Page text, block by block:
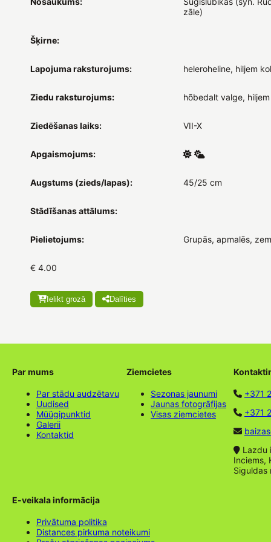
zāle)
Šķirne:
Lapojuma raksturojums: heleroheline, hiljem
Ziedu raksturojums: hõbedalt valge,
Ziedēšanas laiks: VII-X
Apgaismojums:
Augstums (zieds/lapas): 45/25 cm
Stādīšanas attālums:
Pielietojums: Grupās, apmalēs,
€ 4.00
Ielikt grozā Dalīties
Par mums
Par stādu audzētavu
Uudised
Müügipunktid
Galerii
Kontaktid
Ziemcietes
Sezonas jaunumi
Jaunas fotogrāfijas
Visas ziemcietes
+371
+371
Lazdu
Inciems,
Siguldas
E-veikala informācija
Privātuma politika
Distances pirkuma noteikumi